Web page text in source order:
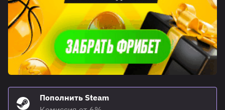
Пополнить Steam